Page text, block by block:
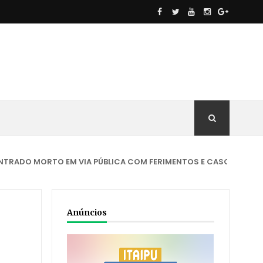
EM VIA PÚBLICA COM FERIMENTOS E CASO É INVESTIGADO
Anúncios